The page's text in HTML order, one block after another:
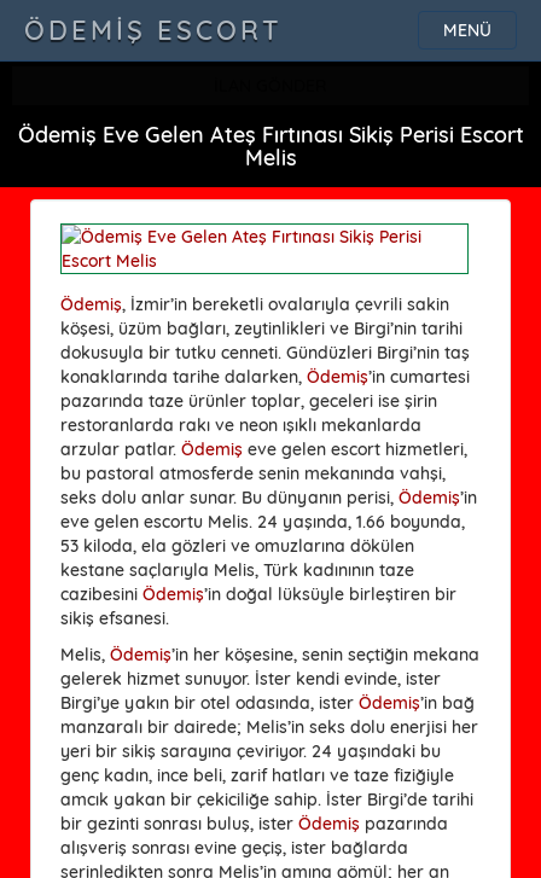
MENÜ
ÖDEMIŞ ESCORT
Ödemiş Eve Gelen Ateş Fırtınası Sikiş Perisi Escort
Melis
Ödemiş, İzmir’in bereketli ovalarıyla çevrili sakin
köşesi, üzüm bağları, zeytinlikleri ve Birgi’nin tarihi
dokusuyla bir tutku cenneti. Gündüzleri Birgi’nin taş
konaklarında tarihe dalarken, Ödemiş’in cumartesi
pazarında taze ürünler toplar, geceleri ise şirin
restoranlarda rakı ve neon ışıklı mekanlarda
arzular patlar. Ödemiş eve gelen escort hizmetleri,
bu pastoral atmosferde senin mekanında vahşi,
seks dolu anlar sunar. Bu dünyanın perisi, Ödemiş’in
eve gelen escortu Melis. 24 yaşında, 1.66 boyunda,
53 kiloda, ela gözleri ve omuzlarına dökülen
kestane saçlarıyla Melis, Türk kadınının taze
cazibesini Ödemiş’in doğal lüksüyle birleştiren bir
sikiş efsanesi.
Melis, Ödemiş’in her köşesine, senin seçtiğin mekana
gelerek hizmet sunuyor. İster kendi evinde, ister
Birgi’ye yakın bir otel odasında, ister Ödemiş’in bağ
manzaralı bir dairede; Melis’in seks dolu enerjisi her
yeri bir sikiş sarayına çeviriyor. 24 yaşındaki bu
genç kadın, ince beli, zarif hatları ve taze fiziğiyle
amcık yakan bir çekiciliğe sahip. İster Birgi’de tarihi
bir gezinti sonrası buluş, ister Ödemiş pazarında
alışveriş sonrası evine geçiş, ister bağlarda
serinledikten sonra Melis’in amına gömül; her an